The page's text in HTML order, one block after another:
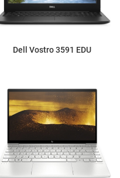
Dell Vostro 3591 EDU